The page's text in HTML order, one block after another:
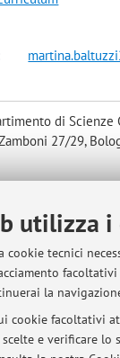
utilizza i
cookie tecnici
la
cookie facoltativi
e verificare
di Scienze
27/29,
- ALMA MATER